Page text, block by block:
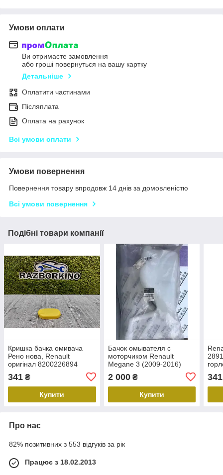
Умови оплати
Ви отримаєте замовлення
або гроші повернуться на вашу картку
Детальніше
Оплатити частинами
Післяплата
Оплата на рахунок
Всі умови оплати
Умови повернення
Повернення товару впродовж 14 днів за домовленістю
Всі умови повернення
Подібні товари компанії
Кришка бачка омивача
Рено нова, Renault
оригінал 8200226894
341 ₴
Купити
Бачок омывателя с
моторчиком Renault
Megane 3 (2009-2016)
Рено меган
2 000₴
Купити
341
Про нас
82% позитивних з 553 відгуків за рік
Працює з 18.02.2013